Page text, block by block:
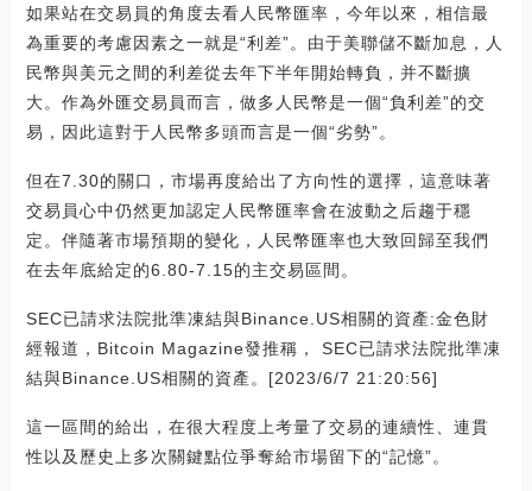
如果站在交易員的角度去看人民幣匯率，今年以來，相信最
為重要的考慮因素之一就是“利差”。由于美聯儲不斷加息，人
民幣與美元之間的利差從去年下半年開始轉負，并不斷擴
大。作為外匯交易員而言，做多人民幣是一個“負利差”的交
易，因此這對于人民幣多頭而言是一個“劣勢”。
但在7.30的關口，市場再度給出了方向性的選擇，這意味著
交易員心中仍然更加認定人民幣匯率會在波動之后趨于穩
定。伴隨著市場預期的變化，人民幣匯率也大致回歸至我們
在去年底給定的6.80-7.15的主交易區間。
SEC已請求法院批準凍結與Binance.US相關的資產:金色財
經報道，Bitcoin Magazine發推稱， SEC已請求法院批準凍
結與Binance.US相關的資產。[2023/6/7 21:20:56]
這一區間的給出，在很大程度上考量了交易的連續性、連貫
性以及歷史上多次關鍵點位爭奪給市場留下的“記憶”。